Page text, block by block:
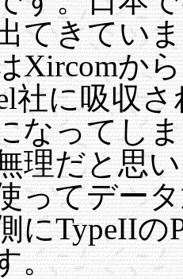
てきてい
Xircomか
社に吸収
なってし
理だと思
ってデー
にTypeII
。